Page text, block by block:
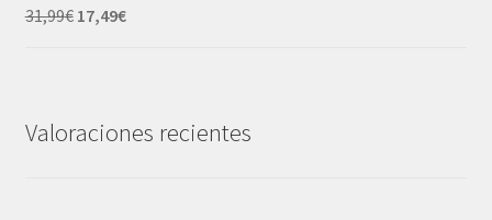
31,99€ El
31,99€.
17,49€El
Valoraciones recientes